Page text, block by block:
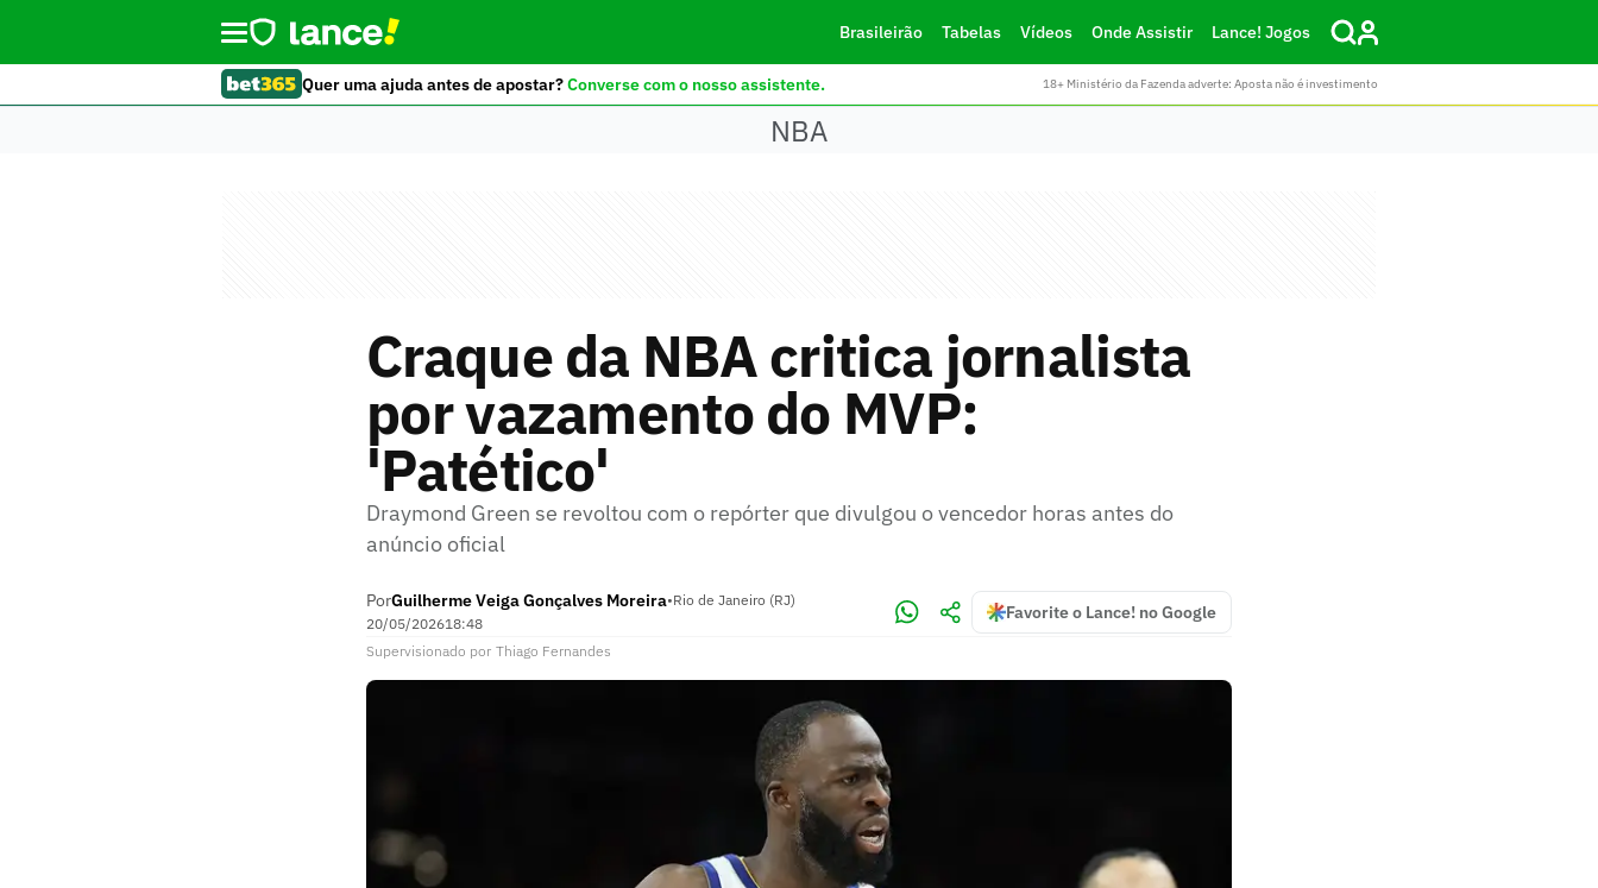
Brasileirão Tabelas Vídeos Onde Assistir Lance! Jogos
Quer uma ajuda antes de apostar?Converse com o nosso assistente. 18+ Ministério da Fazenda adverte: Aposta não é investimento
NBA
Craque da NBA critica jornalista
por vazamento do MVP:
'Patético'
Draymond Green se revoltou com o repórter que divulgou o vencedor horas antes do
anúncio oficial
PorGuilherme Veiga Gonçalves Moreira•Rio de Janeiro (RJ)
20/05/202618:48
Favorite o Lance! no Google
Supervisionado por Thiago Fernandes